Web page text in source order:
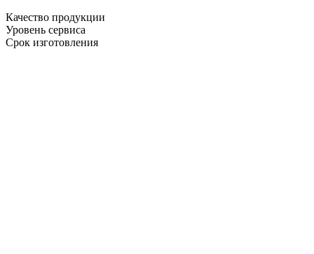
Качество продукции
Уровень сервиса
Срок изготовления